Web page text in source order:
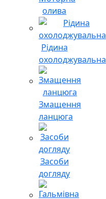
олива
Рідина
охолоджувальна
Змащення
ланцюга
Засоби
догляду